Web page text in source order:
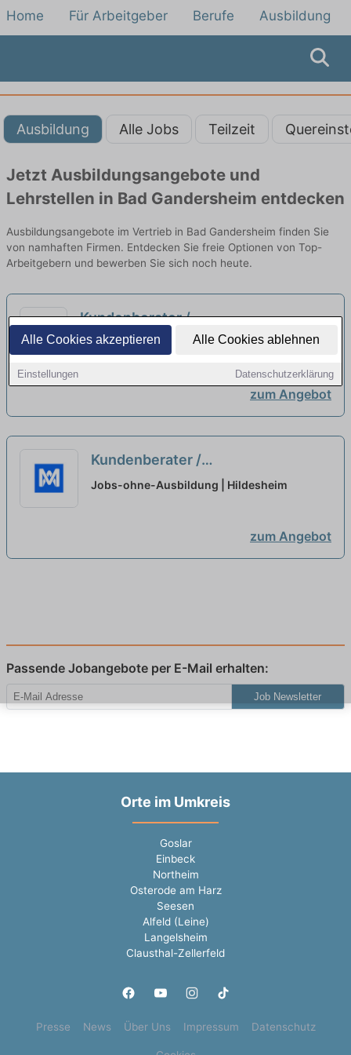
Alle Cookies akzeptieren Alle Cookies ablehnen
Einstellungen Datenschutzerklärung
Home Für Arbeitgeber Berufe Ausbildung
Ausbildung Alle Jobs Teilzeit
Jetzt Ausbildungsangebote und
Lehrstellen in Bad Gandersheim entdecken
Ausbildungsangebote im Vertrieb in Bad Gandersheim finden Sie
von namhaften Firmen. Entdecken Sie freie Optionen von Top-
Arbeitgebern und bewerben Sie sich noch heute.
Kundenberater /
Vertriebsmitarbeiter (m/w/d) - auch
ohne Ausbildung
Jobs-ohne-Ausbildung | Hildesheim
zum Angebot
Kundenberater /
Vertriebsmitarbeiter (m/w/d) -
Jobs-ohne-Ausbildung | Hildesheim
zum Angebot
Passende Jobangebote per E-Mail erhalten:
Job Newsletter
Orte im Umkreis
Goslar
Einbeck
Northeim
Osterode am Harz
Seesen
Alfeld (Leine)
Langelsheim
Clausthal-Zellerfeld
Presse News Über Uns Impressum Datenschutz